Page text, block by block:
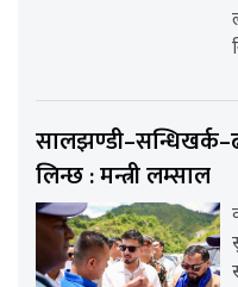
लिन्छ : मन्त्री लम्साल